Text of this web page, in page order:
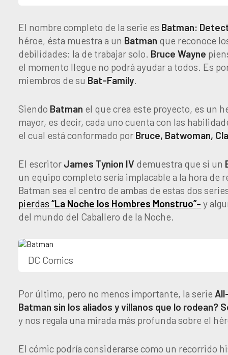
El nombre completo de la serie es Batman:
héroe, ésta muestra a un Batman que reconoce
debilidades: la de trabajar solo. Bruce Wayne
el momento llegue no podrá ayudar a todos. Es
miembros de su Bat-Family.
Siendo Batman el que crea este proyecto, es un
mayor, es decir, cada uno cuenta con las
el cual está conformado por Bruce, Batwoman,
El escritor James Tynion IV demuestra que si un
un equipo completo sería implacable a la hora
Batman sea el centro de ambas de estas dos
pierdas“La Noche los Hombres Monstruo”– y
del mundo del Caballero de la Noche.
DC Comics
Por último, pero no menos importante, la serie
Batman sin los aliados y villanos que lo rodean?
y nos regala una mirada más profunda sobre el
El cómic podría considerarse como un recorrido